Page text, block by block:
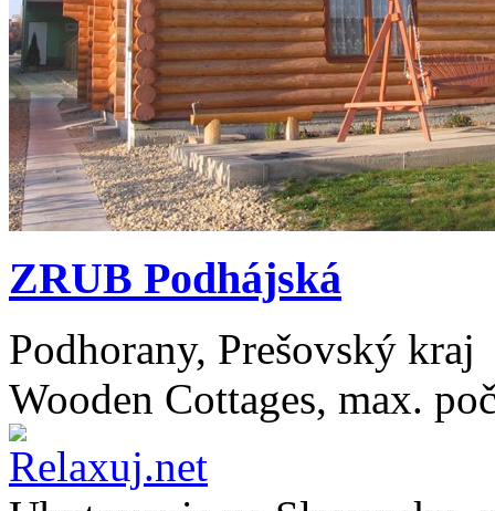
ZRUB Podhájská
Podhorany, Prešovský kraj
Wooden Cottages, max.